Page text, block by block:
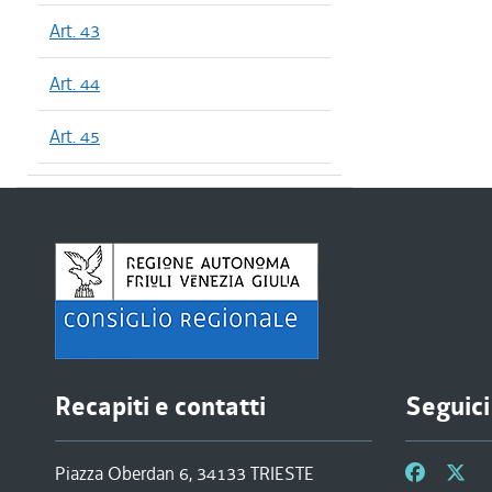
Art. 43
Art. 44
Art. 45
Recapiti e contatti
Piazza Oberdan 6, 34133 TRIESTE